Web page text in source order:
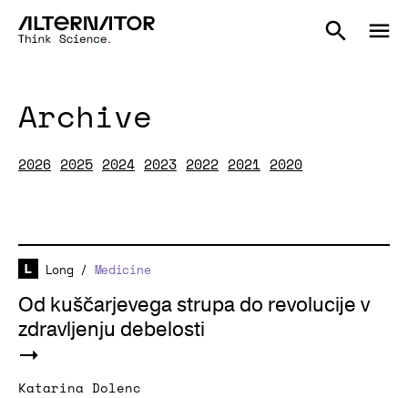
Archive
2026 2025 2024 2023 2022 2021 2020
Long / Medicine
Od kuščarjevega strupa do revolucije v
zdravljenju debelosti
Katarina Dolenc